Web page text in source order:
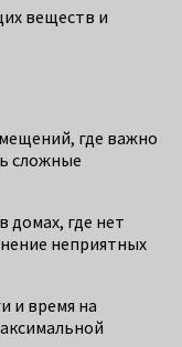
веществ и
где важно
сложные
домах, где нет
неприятных
и время на